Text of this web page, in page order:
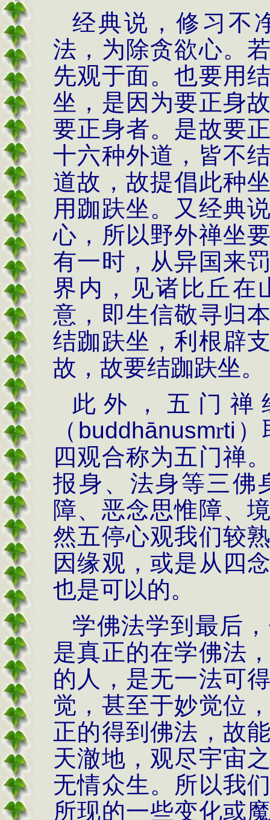
经典说，修习不
法，为除贪欲心。
先观于面。也要用
坐，是因为要正身
要正身者。是故要
十六种外道， 皆不
道故，故提倡此种
用跏趺坐。又经典
心，所以野外禅坐
有一时，从异国来
界内，见诸比丘在
意，即生信敬寻归
结跏趺坐，利根辟
故，故要结跏趺坐。
此外，五门禅
（ buddhānusmrti
四观合称为五门禅
报身、法身等三佛
障、恶念思惟障、
然五停心观我们较
因缘观，或是从四
也是可以的。
学佛法学到最后
是真正的在学佛法
的人，是无一法可
觉，甚至于妙觉位
正的得到佛法，故
天澈地，观尽宇宙
无情众生。所以我
所现的一些变化或